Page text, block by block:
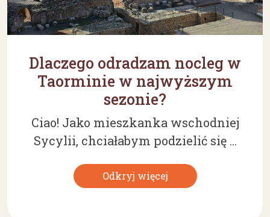
Dlaczego odradzam nocleg w
Taorminie w najwyższym
sezonie?
Ciao! Jako mieszkanka wschodniej
Sycylii, chciałabym podzielić się ...
Odkryj więcej